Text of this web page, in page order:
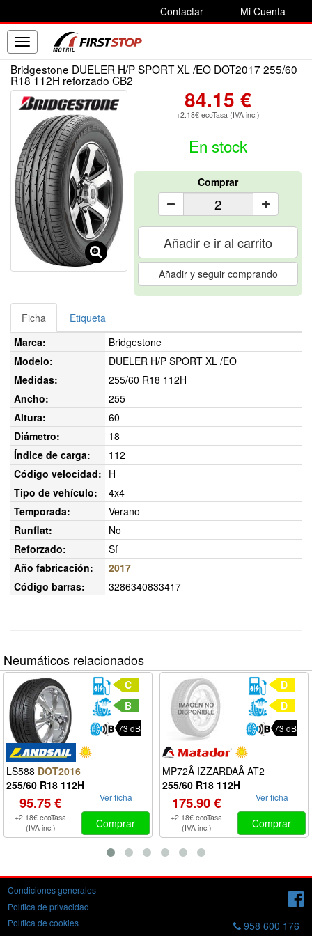
Contactar Mi Cuenta
Toggle
navigation
Bridgestone DUELER H/P SPORT XL /EO DOT2017 255/60
R18 112H reforzado CB2
84.15 €
+2.18€ ecoTasa (IVA inc.)
En stock
Comprar
Añadir e ir al carrito
Añadir y seguir comprando
Ficha
Etiqueta
Marca:
Bridgestone
Modelo:
DUELER H/P SPORT XL /EO
Medidas:
255/60 R18 112H
Ancho:
255
Altura:
60
Diámetro:
18
Índice de carga:
112
Código velocidad: H
Tipo de vehículo:
4x4
Temporada:
Verano
Runflat:
No
Reforzado:
Sí
Año fabricación:
2017
Código barras:
3286340833417
Neumáticos relacionados
C
B
73 dB
LS588 DOT2016
255/60 R18 112H
95.75 €
+2.18€ ecoTasa
(IVA inc.)
Ver ficha
Comprar
D
D
73 dB
MP72Â IZZARDAÂ AT2
255/60 R18 112H
175.90 €
+2.18€ ecoTasa
(IVA inc.)
Ver ficha
Comprar
Condiciones generales
Política de privacidad
Política de cookies
958 600 176